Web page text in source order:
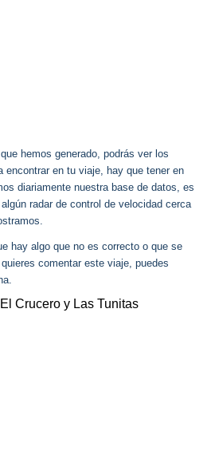
hemos generado, podrás ver los
encontrar en tu viaje, hay que tener en
diariamente nuestra base de datos, es
radar de control de velocidad cerca
hay algo que no es correcto o que se
comentar este viaje, puedes
Crucero y Las Tunitas